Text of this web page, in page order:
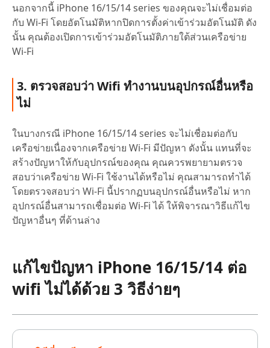
นอกจากนี้ iPhone 16/15/14 series ของคุณจะไม่เชื่อมต่อ
กับ Wi-Fi โดยอัตโนมัติหากปิดการตั้งค่าเข้าร่วมอัตโนมัติ ดัง
นั้น คุณต้องเปิดการเข้าร่วมอัตโนมัติภายใต้ส่วนเครือข่าย
Wi-Fi
3. ตรวจสอบว่า Wifi ทำงานบนอุปกรณ์อื่นหรือ
ไม่
ในบางกรณี iPhone 16/15/14 series จะไม่เชื่อมต่อกับ
เครือข่ายเนื่องจากเครือข่าย Wi-Fi มีปัญหา ดังนั้น แทนที่จะ
สร้างปัญหาให้กับอุปกรณ์ของคุณ คุณควรพยายามตรวจ
สอบว่าเครือข่าย Wi-Fi ใช้งานได้หรือไม่ คุณสามารถทำได้
โดยตรวจสอบว่า Wi-Fi นี้ปรากฏบนอุปกรณ์อื่นหรือไม่ หาก
อุปกรณ์อื่นสามารถเชื่อมต่อ Wi-Fi ได้ ให้พิจารณาวิธีแก้ไข
ปัญหาอื่นๆ ที่ด้านล่าง
แก้ไขปัญหา iPhone 16/15/14 ต่อ
wifi ไม่ได้ด้วย 3 วิธีง่ายๆ